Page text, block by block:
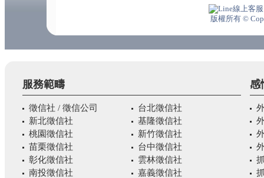
版權所有 ©
服務範疇
徵信社 / 徵信公司
台北徵信社
新北徵信社
基隆徵信社
桃園徵信社
新竹徵信社
苗栗徵信社
台中徵信社
彰化徵信社
雲林徵信社
南投徵信社
嘉義徵信社
感